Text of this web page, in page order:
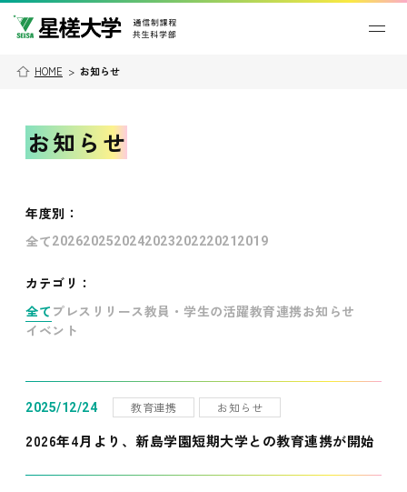
HOME > お知らせ
お知らせ
年度別 ：
全て202620252024202320222021 2019
カテゴリ：
全て プレスリリース教員・学生の活躍教育連携お知らせ
イベント
2025/12/24 教育連携 お知らせ
2026年4月より、新島学園短期大学との教育連携が開始